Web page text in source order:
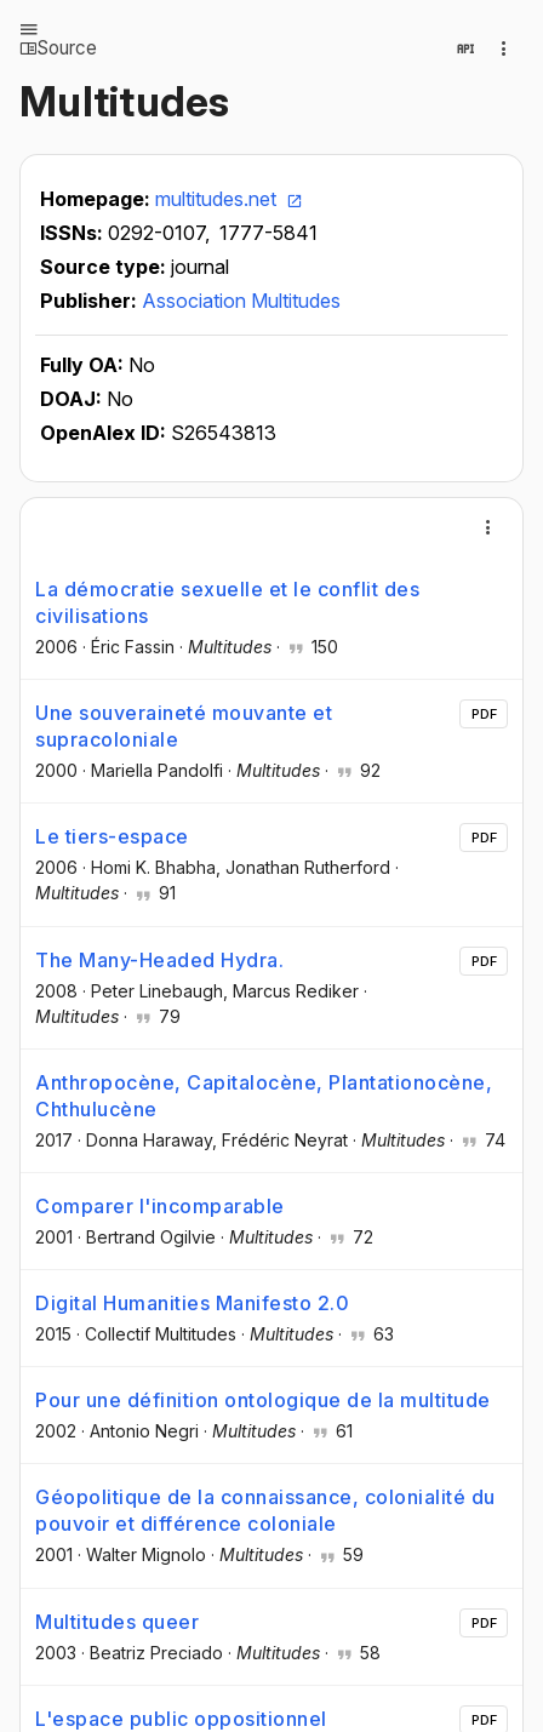
Source
Multitudes
Homepage: multitudes.net
ISSNs: 0292-0107, 1777-5841
Source type: journal
Publisher: Association Multitudes
Fully OA: No
DOAJ: No
OpenAlex ID: S26543813
La démocratie sexuelle et le conflit des
civilisations
2006 · Éric Fassin · Multitudes · 150
Une souveraineté mouvante et
supracoloniale
2000 · Mariella Pandolfi · Multitudes · 92
PDF
Le tiers-espace
2006 · Homi K. Bhabha , Jonathan Rutherford ·
Multitudes · 91
PDF
The Many-Headed Hydra.
2008 · Peter Linebaugh , Marcus Rediker ·
Multitudes · 79
PDF
Anthropocène, Capitalocène, Plantationocène,
Chthulucène
2017 · Donna Haraway, Frédéric Neyrat · Multitudes · 74
Comparer l'incomparable
2001 · Bertrand Ogilvie · Multitudes · 72
Digital Humanities Manifesto 2.0
2015 · Collectif Multitudes · Multitudes · 63
Pour une définition ontologique de la multitude
2002 · Antonio Negri · Multitudes · 61
Géopolitique de la connaissance, colonialité du
pouvoir et différence coloniale
2001 · Walter Mignolo · Multitudes · 59
Multitudes queer
2003 · Beatriz Preciado · Multitudes · 58
PDF
L'espace public oppositionnel PDF